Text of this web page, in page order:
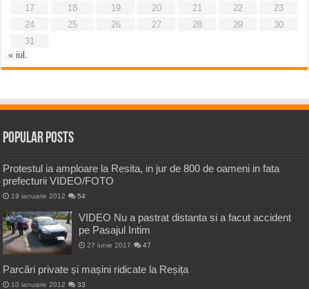
17
18 19 20 21 22
23
24
25 26 27 28 29
30
31
« iul.
Popular Posts
Protestul ia amploare la Resita, in jur de 800 de oameni in fata
prefecturii VIDEO/FOTO
19 ianuarie 2012 54
VIDEO Nu a pastrat distanta si a facut accident
pe Pasajul Intim
27 iunie 2017 47
Parcări private și mașini ridicate la Reșița
10 ianuarie 2012 33